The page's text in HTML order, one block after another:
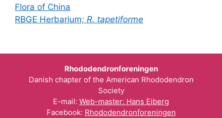
Flora of China
RBGE Herbarium; R. tapetiforme
Rhododendronforeningen
Danish chapter of the American Rhododendron
Society
E-mail: Web-master: Hans Eiberg
Facebook: Rhododendronforeningen